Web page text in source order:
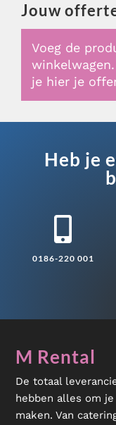
Jouw
Voeg de
je hier je
Heb je

0186-220 001
M Rental
De totaal
hebben alles om
maken. Van